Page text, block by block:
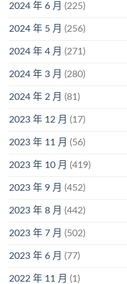
2024 年 6 月 (225)
2024 年 5 月 (256)
2024 年 4 月 (271)
2024 年 3 月 (280)
2024 年 2 月 (81)
2023 年 12 月 (17)
2023 年 11 月 (56)
2023 年 10 月 (419)
2023 年 9 月 (452)
2023 年 8 月 (442)
2023 年 7 月 (502)
2023 年 6 月 (77)
2022 年 11 月 (1)